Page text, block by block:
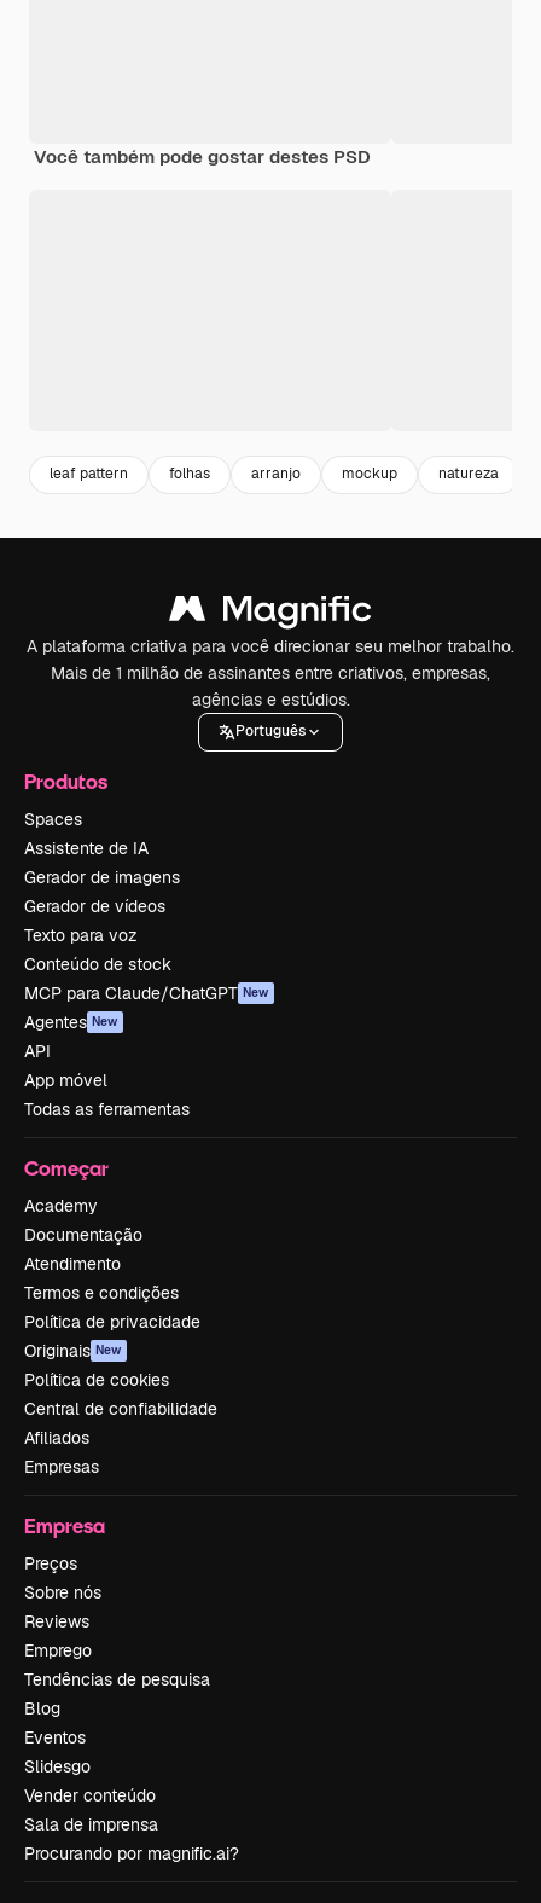
Você também pode gostar destes PSD
leaf pattern folhas arranjo mockup natureza
A plataforma criativa para você direcionar seu melhor trabalho.
Mais de 1 milhão de assinantes entre criativos, empresas,
agências e estúdios.
Português
Produtos
Spaces
Assistente de IA
Gerador de imagens
Gerador de vídeos
Texto para voz
Conteúdo de stock
MCP para Claude/ChatGPT New
Agentes New
API
App móvel
Todas as ferramentas
Começar
Academy
Documentação
Atendimento
Termos e condições
Política de privacidade
Originais New
Política de cookies
Central de confiabilidade
Afiliados
Empresas
Empresa
Preços
Sobre nós
Reviews
Emprego
Tendências de pesquisa
Blog
Eventos
Slidesgo
Vender conteúdo
Sala de imprensa
Procurando por magnific.ai?